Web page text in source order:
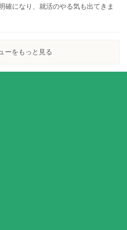
確になり、就活のやる気も出てきま
ーをもっと見る